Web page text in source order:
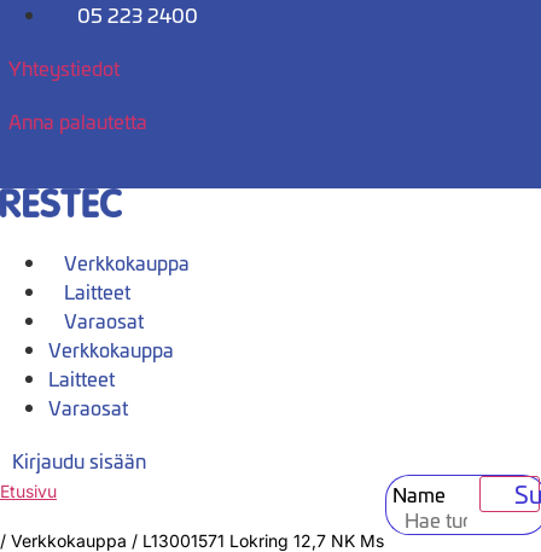
Mene
05 223 2400
Yhteystiedot
Anna palautetta
Verkkokauppa
Laitteet
Varaosat
Verkkokauppa
Laitteet
Varaosat
Kirjaudu sisään
Name
Etusivu
/ Verkkokauppa / L13001571 Lokring 12,7 NK Ms